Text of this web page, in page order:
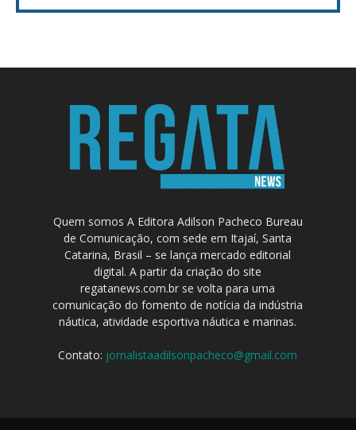
Quem somos A Editora Adilson Pacheco Bureau
de Comunicação, com sede em Itajaí, Santa
Catarina, Brasil – se lança mercado editorial
digital. A partir da criação do site
regatanews.com.br se volta para uma
comunicação do fomento de notícia da indústria
náutica, atividade esportiva náutica e marinas.
Contato: jornalistaadilsonpacheco@gmail.com